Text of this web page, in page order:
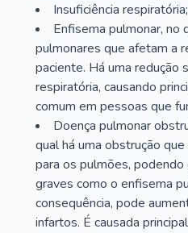
Insuficiência respiratória;
Enfisema pulmonar, no
pulmonares que afetam a
paciente. Há uma redução
respiratória, causando
comum em pessoas que
Doença pulmonar
qual há uma obstrução
para os pulmões,
graves como o enfisema
consequência, pode
infartos. É causada